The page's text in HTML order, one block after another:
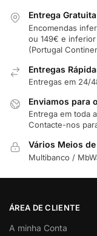
Entrega
Encomendas
ou 149€ e inferior
(Portugal
Entregas
Entregas em 24/
Enviamos para
Entrega em toda
Contacte-nos
Vários Meios
Multibanco /
ÁREA DE CLIENTE
A minha Conta